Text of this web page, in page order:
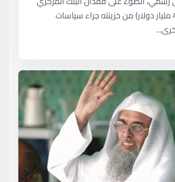
السعودي (440.75 مليار دولار) من خزينته جراء سياسات